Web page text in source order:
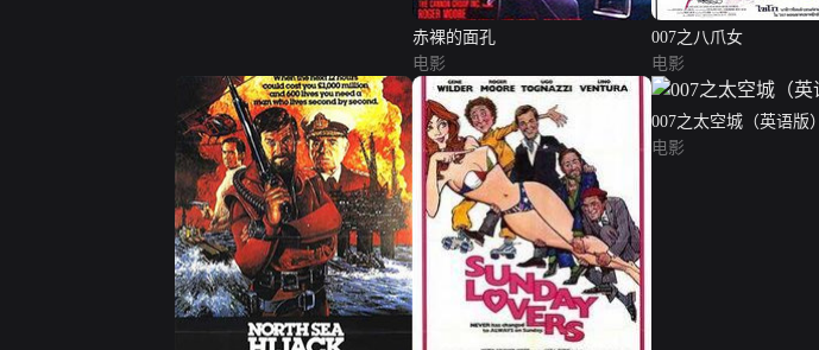
赤裸的面孔
电影
007之八爪女
电影
007之太空城（英语版）
电影